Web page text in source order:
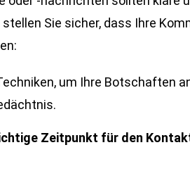
Sie sicher, dass Ihre
um Ihre Botschaften
Zeitpunkt für den